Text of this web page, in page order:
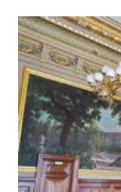
Ocean
Viking
:
le
Conseil
d’État
rejette